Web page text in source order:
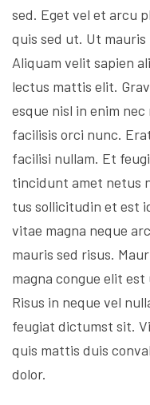
sed. Eget vel et arcu
quis sed ut. Ut
Aliquam velit sapien
lectus mattis elit.
esque nisl in enim
facilisis orci nunc.
facilisi nullam. Et
tincidunt amet netus
tus sollicitudin et est
vitae magna neque
mauris sed risus.
magna congue elit est
Risus in neque vel
feugiat dictumst sit.
quis mattis duis
dolor.